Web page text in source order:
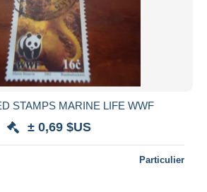
STAMPS MARINE LIFE WWF
± 0,69 $US
Particulier